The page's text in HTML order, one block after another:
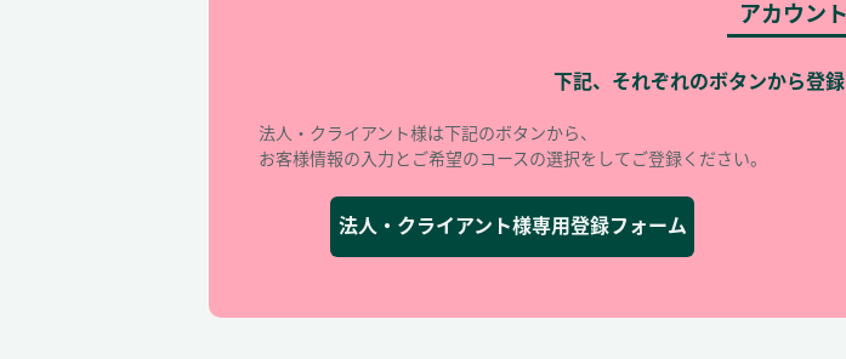
アカウン
下記、それぞれのボタンから登
法人・クライアント様は下記のボタンから、
お客様情報の入力とご希望のコースの選択をしてご登録ください。
法人・クライアント様専用登録フォーム